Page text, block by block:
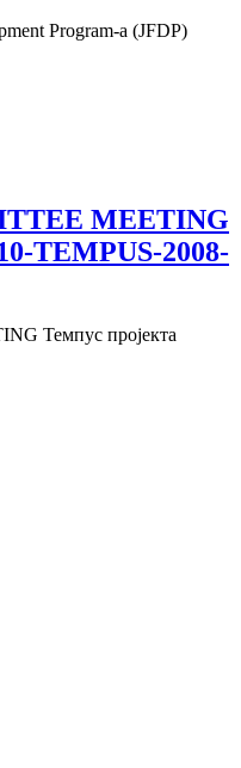
Program‐a (JFDP)
MEETING
TEMPUS-2008-
Темпус пројекта